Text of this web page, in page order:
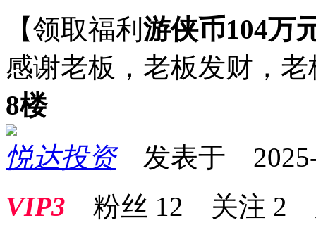
【领取福利 游侠币104万
感谢老板，老板发财，
8楼
悦达投资发表于 2025-
VIP3 粉丝 12 关注 2